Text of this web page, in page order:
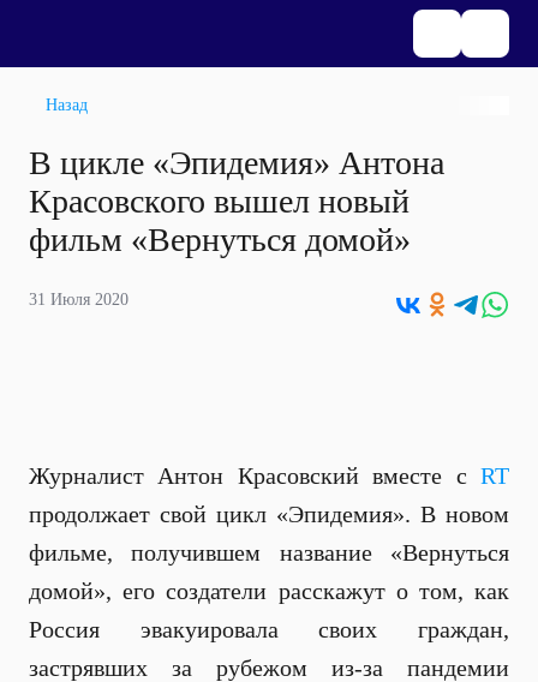
Назад
В цикле «Эпидемия» Антона
Красовского вышел новый
фильм «Вернуться домой»
31 Июля 2020
Журналист Антон Красовский вместе с RT
продолжает свой цикл «Эпидемия». В новом
фильме, получившем название «Вернуться
домой», его создатели расскажут о том, как
Россия эвакуировала своих граждан,
застрявших за рубежом из-за пандемии